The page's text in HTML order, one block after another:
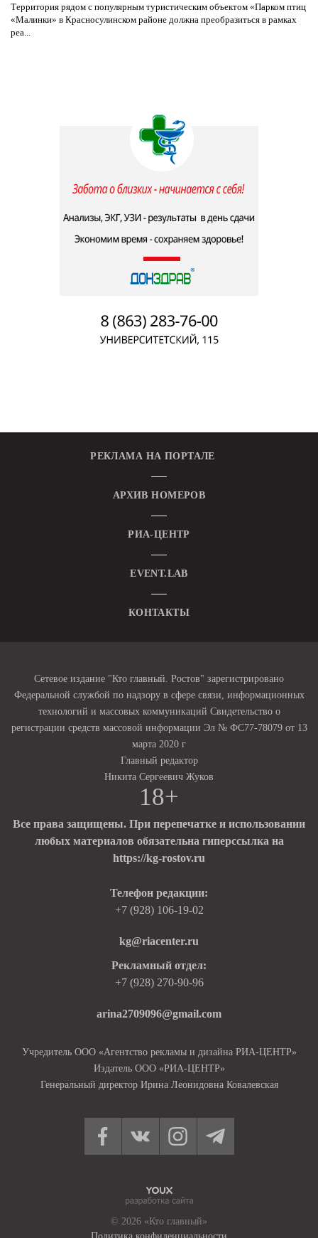
Территория рядом с популярным туристическим объектом «Парком птиц
«Малинки» в Красносулинском районе должна преобразиться в рамках
реа...
РЕКЛАМА НА ПОРТАЛЕ
АРХИВ НОМЕРОВ
РИА-ЦЕНТР
EVENT.LAB
КОНТАКТЫ
Сетевое издание "Кто главный. Ростов" зарегистрировано
Федеральной службой по надзору в сфере связи, информационных
технологий и массовых коммуникаций Свидетельство о
регистрации средств массовой информации Эл № ФС77-78079 от 13
марта 2020 г
Главный редактор
Никита Сергеевич Жуков
18+
Все права защищены. При перепечатке и использовании
любых материалов обязательна гиперссылка на
https://kg-rostov.ru
Телефон редакции:
+7 (928) 106-19-02
kg@riacenter.ru
Рекламный отдел:
+7 (928) 270-90-96
arina2709096@gmail.com
Учредитель ООО «Агентство рекламы и дизайна РИА-ЦЕНТР»
Издатель ООО «РИА-ЦЕНТР»
Генеральный директор Ирина Леонидовна Ковалевская
© 2026 «Кто главный»